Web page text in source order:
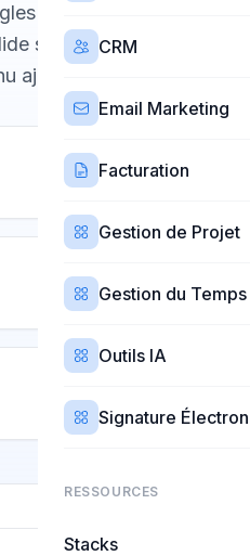
CRM
Email Marketing
Facturation
Gestion de Projet
Gestion du Temps
Outils IA
Signature
RESSOURCES
Stacks
de design
s'adapte
ajouté.